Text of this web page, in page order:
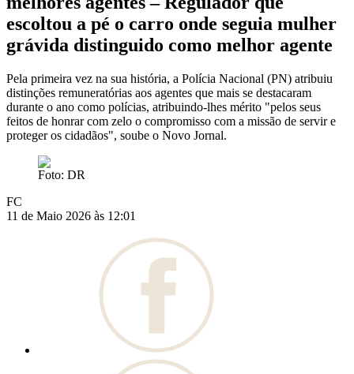
escoltou a pé o carro onde seguia mulher
grávida distinguido como melhor agente
Pela primeira vez na sua história, a Polícia Nacional (PN) atribuiu
distinções remuneratórias aos agentes que mais se destacaram
durante o ano como polícias, atribuindo-lhes mérito "pelos seus
feitos de honrar com zelo o compromisso com a missão de servir e
proteger os cidadãos", soube o Novo Jornal.
Foto: DR
FC
11 de Maio 2026 às 12:01